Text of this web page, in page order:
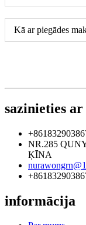
Kā ar piegādes
sazinieties
NR.285
ĶĪNA
informācija